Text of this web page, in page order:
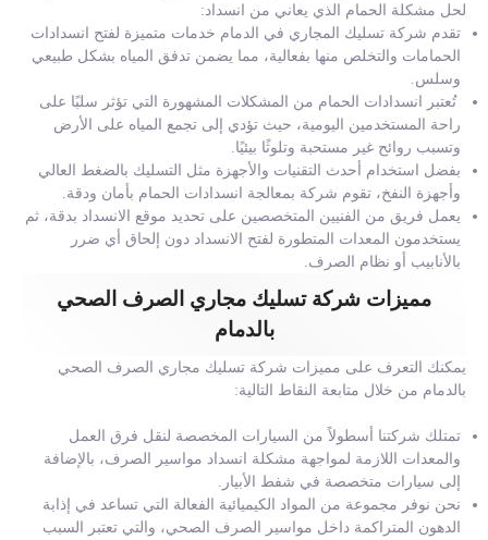
لحل مشكلة الحمام الذي يعاني من انسداد:
تقدم شركة تسليك المجاري في الدمام خدمات متميزة لفتح انسدادات
الحمامات والتخلص منها بفعالية، مما يضمن تدفق المياه بشكل طبيعي
وسلس.
تُعتبر انسدادات الحمام من المشكلات المشهورة التي تؤثر سلبًا على
راحة المستخدمين اليومية، حيث تؤدي إلى تجمع المياه على الأرض
وتسبب روائح غير مستحبة وتلوثًا بيئيًا.
بفضل استخدام أحدث التقنيات والأجهزة مثل التسليك بالضغط العالي
وأجهزة النفخ، تقوم شركة بمعالجة انسدادات الحمام بأمان ودقة.
يعمل فريق من الفنيين المتخصصين على تحديد موقع الانسداد بدقة، ثم
يستخدمون المعدات المتطورة لفتح الانسداد دون إلحاق أي ضرر
بالأنابيب أو نظام الصرف.
مميزات شركة تسليك مجاري الصرف الصحي
بالدمام
يمكنك التعرف على مميزات شركة تسليك مجاري الصرف الصحي
بالدمام من خلال متابعة النقاط التالية:
تمتلك شركتنا أسطولاً من السيارات المخصصة لنقل فرق العمل
والمعدات اللازمة لمواجهة مشكلة انسداد مواسير الصرف، بالإضافة
إلى سيارات متخصصة في شفط الأبيار.
نحن نوفر مجموعة من المواد الكيميائية الفعالة التي تساعد في إذابة
الدهون المتراكمة داخل مواسير الصرف الصحي، والتي تعتبر السبب